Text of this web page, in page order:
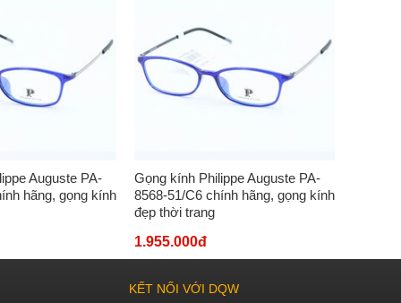
Auguste PA-
hãng, gọng kính
Gọng kính Philippe Auguste PA-
8568-51/C6 chính hãng, gọng kính
đẹp thời trang
1.955.000đ
KẾT NỐI VỚI DQW